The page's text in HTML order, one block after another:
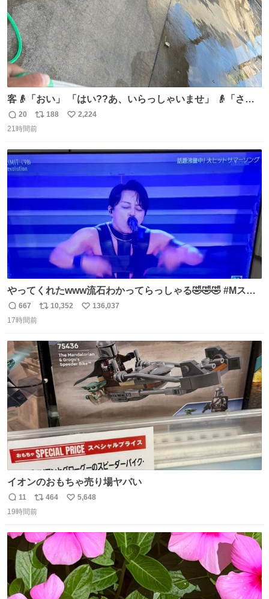
客👴「おい」 「はい??あ、いらっしゃいませ」 👴「さっ
きからずっと水出しっぱなしでもったいないだろ」 「静電
気を逃がし、熱くなった地面の温度を下げ、引火事故の防
ことをするな!!」 それでは歌います、聞いてください 「井
戸水」
返
信
20
リ
ポ
ト
188
い
数
2,224
21時間前
やってくれたwww流石わかってらっしゃる🤣🤣🤣 #Mステ
#西川貴教
返
信
667
リ
ト
数
10,352
い
数
136,037
17時間前
イオンのおもちゃ売り場ヤバい
返
信
11
リ
ポ
ト
数
464
い
数
5,648
19時間前